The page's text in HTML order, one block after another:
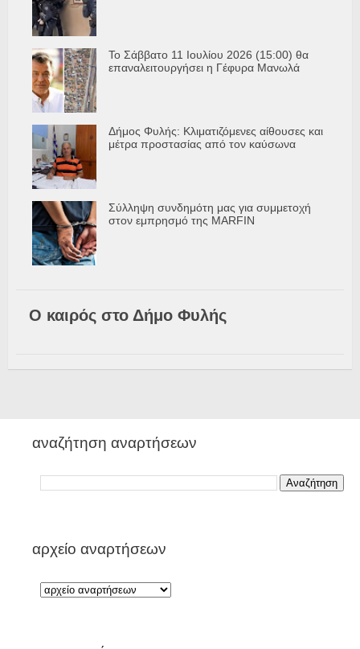
Το Σάββατο 11 Ιουλίου 2026 (15:00) θα
επαναλειτουργήσει η Γέφυρα Μανωλά
Δήμος Φυλής: Κλιματιζόμενες αίθουσες και
μέτρα προστασίας από τον καύσωνα
Σύλληψη συνδημότη μας για συμμετοχή
στον εμπρησμό της MARFIN
Ο καιρός στο Δήμο Φυλής
αναζήτηση αναρτήσεων
αρχείο αναρτήσεων